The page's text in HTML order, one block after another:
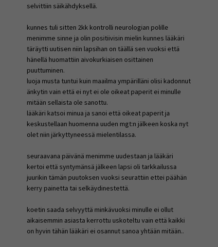
selvittiin säikähdyksellä.
kunnes tuli sitten 2kk kontrolli neurologian polille
menimme sinne ja olin positiivisin mielin kunnes lääkäri
täräytti uutisen niin lapsihan on täällä sen vuoksi että
hänellä huomattiin aivokurkiaisen osittainen
puuttuminen.
luoja musta tuntui kuin maailma ympärilläni olisi kadonnut
änkytin vain että ei nyt ei ole oikeat paperit ei minulle
mitään sellaista ole sanottu.
lääkäri katsoi minua ja sanoi että oikeat paperit ja
keskustellaan huomenna uuden mgt:n jälkeen koska nyt
olet niin järkyttyneessä mielentilassa.
seuraavana päivänä menimme uudestaan ja lääkäri
kertoi että syntymänsä jälkeen lapsi oli tarkkailussa
juurikin tämän puutoksen vuoksi seurattiin ettei päähän
kerry painetta tai selkäydinestettä.
koetin saada selvyyttä minkävuoksi minulle ei ollut
aikaisemmin asiasta kerrottu uskoteltu vain että kaikki
on hyvin tähän lääkäri ei osannut sanoa yhtään mitään..